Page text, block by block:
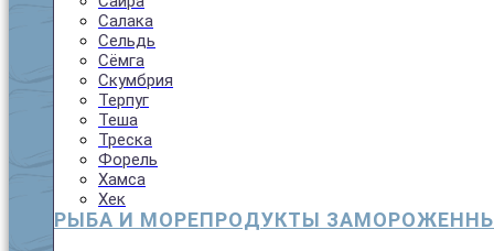
Салака
Сельдь
Сёмга
Скумбрия
Терпуг
Теша
Треска
Форель
Хамса
Хек
РЫБА И МОРЕПРОДУКТЫ